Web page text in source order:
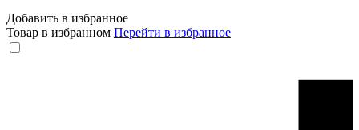
Добавить в избранное
Товар в избранном Перейти в избранное